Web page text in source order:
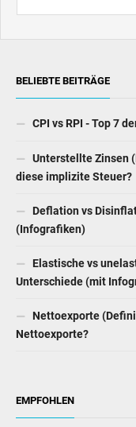
BELIEBTE BEITRÄGE
CPI vs RPI - Top 7
Unterstellte Zinsen
diese implizite Steuer?
Deflation vs
(Infografiken)
Elastische vs
Unterschiede (mit
Nettoexporte
Nettoexporte?
EMPFOHLEN